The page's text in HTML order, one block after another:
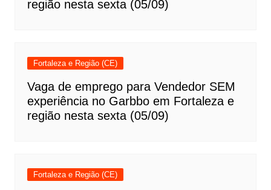
região nesta sexta (05/09)
Fortaleza e Região (CE)
Vaga de emprego para Vendedor SEM
experiência no Garbbo em Fortaleza e
região nesta sexta (05/09)
Fortaleza e Região (CE)